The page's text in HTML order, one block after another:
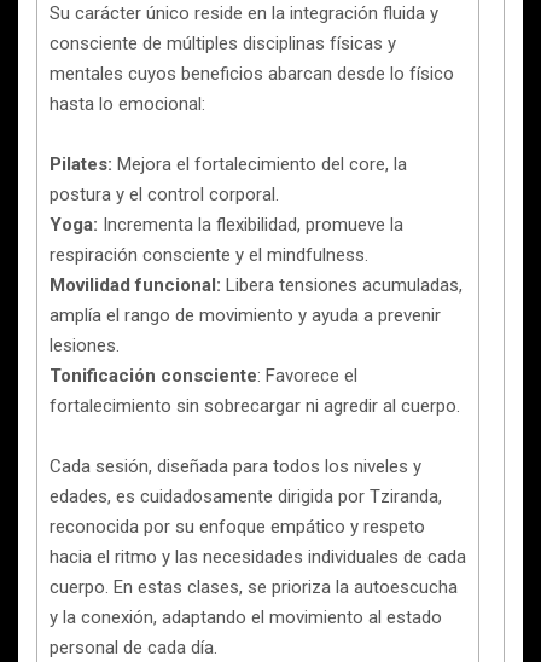
Su carácter único reside en la integración fluida y
consciente de múltiples disciplinas físicas y
mentales cuyos beneficios abarcan desde lo físico
hasta lo emocional:
Pilates: Mejora el fortalecimiento del core, la
postura y el control corporal.
Yoga: Incrementa la flexibilidad, promueve la
respiración consciente y el mindfulness.
Movilidad funcional: Libera tensiones acumuladas,
amplía el rango de movimiento y ayuda a prevenir
lesiones.
Tonificación consciente: Favorece el
fortalecimiento sin sobrecargar ni agredir al cuerpo.
Cada sesión, diseñada para todos los niveles y
edades, es cuidadosamente dirigida por Tziranda,
reconocida por su enfoque empático y respeto
hacia el ritmo y las necesidades individuales de cada
cuerpo. En estas clases, se prioriza la autoescucha
y la conexión, adaptando el movimiento al estado
personal de cada día.